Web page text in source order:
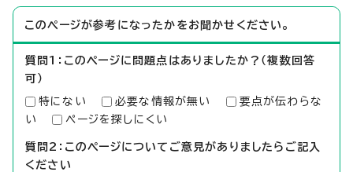
このページが参考になったかをお聞かせください。
質問1：このページに問題点はありましたか？（複数回答
可）
特にない 必要な情報が無い
要点が伝わらな
い
ページを探しにくい
質問2：このページについてご意見がありましたらご記入
ください